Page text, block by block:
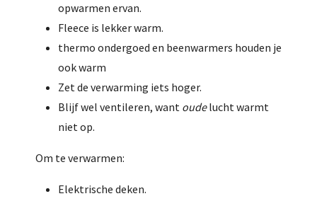
opwarmen ervan.
Fleece is lekker warm.
thermo ondergoed en beenwarmers houden je
ook warm
Zet de verwarming iets hoger.
Blijf wel ventileren, want oudelucht warmt
niet op.
Om te verwarmen:
Elektrische deken.